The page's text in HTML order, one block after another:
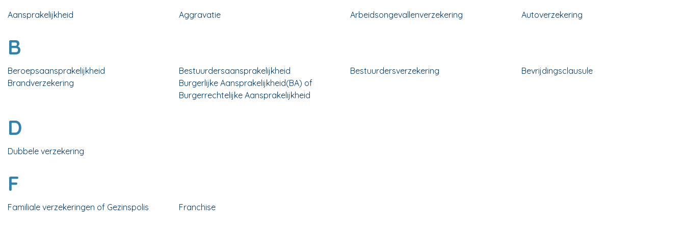
Aansprakelijkheid Aggravatie Arbeidsongevallenverzekering Autoverzekering
B
Beroepsaansprakelijkheid Bestuurdersaansprakelijkheid Bestuurdersverzekering
Bevrijdingsclausule
Brandverzekering
Burgerlijke Aansprakelijkheid(BA) of
Burgerrechtelijke Aansprakelijkheid
D
Dubbele verzekering
F
Familiale verzekeringen of Gezinspolis Franchise